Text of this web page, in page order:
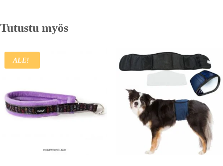
Tutustu myös
ALE!